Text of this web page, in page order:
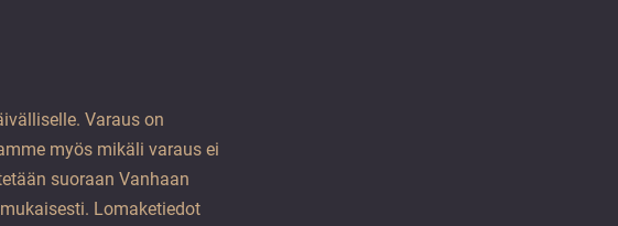
Varaus on
myös mikäli varaus ei
suoraan Vanhaan
Lomaketiedot